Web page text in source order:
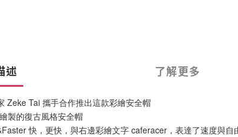
述 了解更多
Zeke Tai 攜手合作推出這款彩繪安全帽
製的復古風格安全帽
快，更快，與右邊彩繪文字 caferacer，表達了速度與